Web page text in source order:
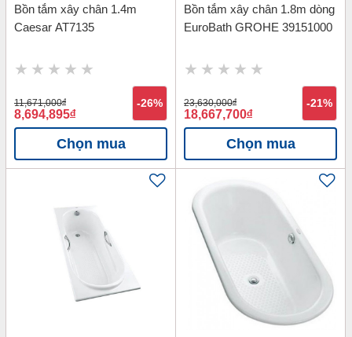
Bồn tắm xây chân 1.4m
Caesar AT7135
11,671,000đ
8,694,895đ
-26%
Chọn mua
Bồn tắm xây chân 1.8m dòng
EuroBath GROHE 39151000
23,630,000đ
18,667,700đ
-21%
Chọn mua